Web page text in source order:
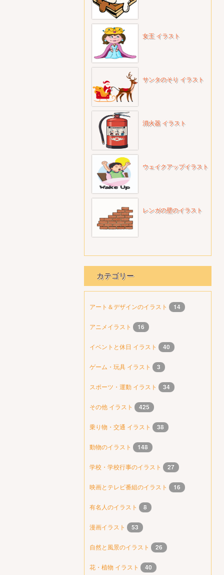
女王 イラスト
サンタのそり イラスト
消火器 イラスト
ウェイクアップイラスト
レンガの壁のイラスト
カテゴリー
アート＆デザインのイラスト 14
アニメイラスト 16
イベントと休日 イラスト 40
ゲーム・玩具 イラスト 3
スポーツ・運動 イラスト 34
その他 イラスト 425
乗り物・交通 イラスト 38
動物のイラスト 148
学校・学校行事のイラスト 27
映画とテレビ番組のイラスト 16
有名人のイラスト 8
漫画イラスト 53
自然と風景のイラスト 26
花・植物 イラスト 40